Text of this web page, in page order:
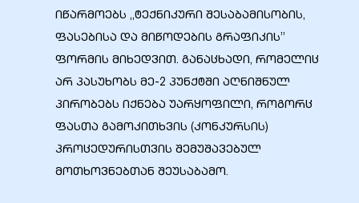
იწარმოებს „ტექნიკური შესაბამისობის,
ფასებისა და მიწოდების გრაფიკის”
ფორმის მიხედვით. განაცხადი, რომელიც
არ პასუხობს მე-2 პუნქტში აღნიშნულ
პირობებს იქნება უარყოფილი, როგორც
ფასთა გამოკითხვის (კონკურსის)
პროცედურისთვის შემუშავებულ
მოთხოვნებთან შეუსაბამო.